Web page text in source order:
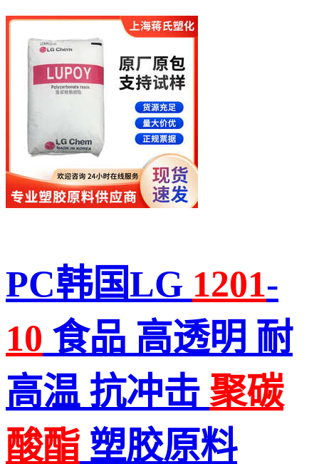
PC韩国LG 1201-
10 食品 高透明 耐
高温 抗冲击 聚碳
酸酯 塑胶原料